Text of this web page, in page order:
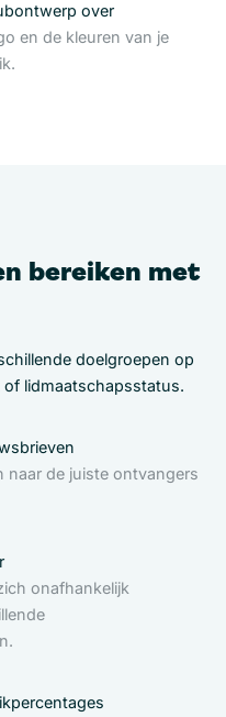
over
en de kleuren van je
bereiken met
doelgroepen op
lidmaatschapsstatus.
naar de juiste ontvangers
onafhankelijk